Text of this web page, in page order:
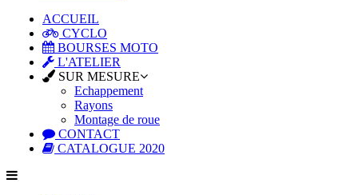
ACCUEIL
CYCLO
BOURSES MOTO
L'ATELIER
SUR MESURE
Echappement
Rayons
Montage de roue
CONTACT
CATALOGUE 2020